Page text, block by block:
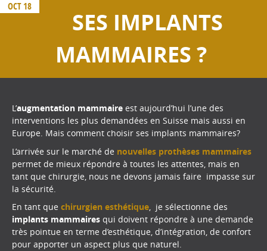
OCT 18
SES IMPLANTS
MAMMAIRES ?
L’augmentation mammaire est aujourd’hui l’une des
interventions les plus demandées en Suisse mais aussi en
Europe. Mais comment choisir ses implants mammaires?
L’arrivée sur le marché de nouvelles prothèses mammaires
permet de mieux répondre à toutes les attentes, mais en
tant que chirurgie, nous ne devons jamais faire impasse sur
la sécurité.
En tant que chirurgien esthétique, je sélectionne des
implants mammaires qui doivent répondre à une demande
très pointue en terme d’esthétique, d’intégration, de confort
pour apporter un aspect plus que naturel.